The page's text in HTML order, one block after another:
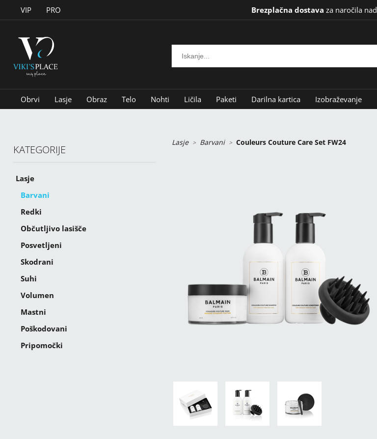
VIP PRO Brezplačna dostava za naročila nad
Obrvi Lasje Obraz Telo Nohti Ličila Paketi Darilna kartica Izobraževanje
KATEGORIJE
Lasje
Barvani
Redki
Občutljivo lasišče
Posvetljeni
Skodrani
Suhi
Volumen
Mastni
Poškodovani
Pripomočki
Lasje Barvani Couleurs Couture Care Set FW24